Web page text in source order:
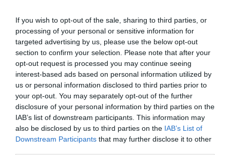
If you wish to opt-out of the sale, sharing to third parties, or
processing of your personal or sensitive information for
targeted advertising by us, please use the below opt-out
section to confirm your selection. Please note that after your
opt-out request is processed you may continue seeing
interest-based ads based on personal information utilized by
us or personal information disclosed to third parties prior to
your opt-out. You may separately opt-out of the further
disclosure of your personal information by third parties on the
IAB’s list of downstream participants. This information may
also be disclosed by us to third parties on the IAB’s List of
Downstream Participants that may further disclose it to other